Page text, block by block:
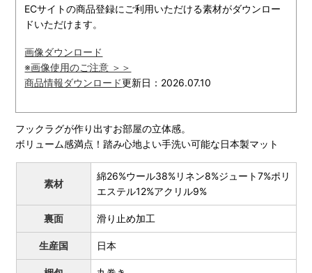
ECサイトの商品登録にご利用いただける素材がダウンロー
ドいただけます。
画像ダウンロード
※画像使用のご注意 ＞＞
商品情報ダウンロード更新日：2026.07.10
フックラグが作り出すお部屋の立体感。
ボリューム感満点！踏み心地よい手洗い可能な日本製マット
素材
綿26%ウール38%リネン8%ジュート7%ポリ
エステル12%アクリル9%
裏面 滑り止め加工
生産国 日本